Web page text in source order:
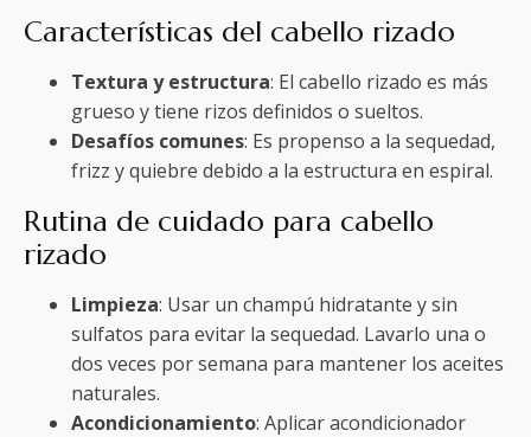
Características del cabello rizado
Textura y estructura: El cabello rizado es más
grueso y tiene rizos definidos o sueltos.
Desafíos comunes: Es propenso a la sequedad,
frizz y quiebre debido a la estructura en espiral.
Rutina de cuidado para cabello
rizado
Limpieza: Usar un champú hidratante y sin
sulfatos para evitar la sequedad. Lavarlo una o
dos veces por semana para mantener los aceites
naturales.
Acondicionamiento: Aplicar acondicionador